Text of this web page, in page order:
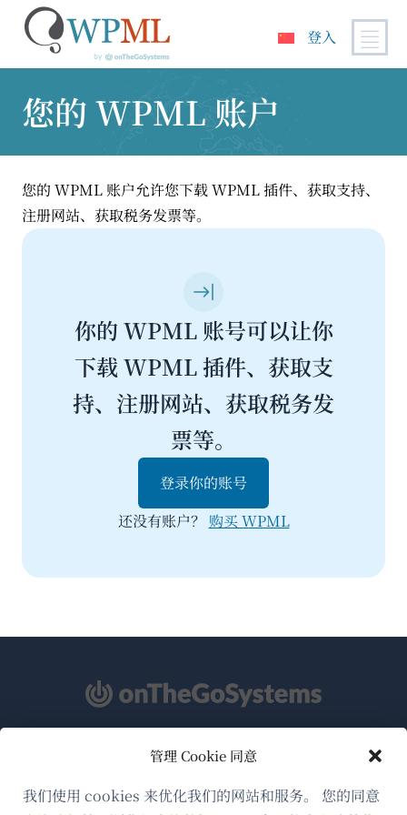
管理 Cookie 同意
我们使用 cookies 来优化我们的网站和服务。 您的同意
登入
您的 WPML 账户
您的 WPML 账户允许您下载 WPML 插件、获取支持、
注册网站、获取税务发票等。
你的 WPML 账号可以让你
下载 WPML 插件、获取支
持、注册网站、获取税务发
票等。
登录你的账号
还没有账户？ 购买 WPML
关于WPML
GDPR与隐私政策